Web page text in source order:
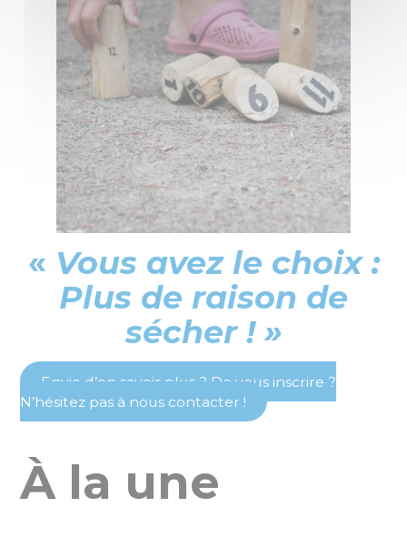
« Vous avez le choix :
Plus de raison de
sécher ! »
Envie d’en savoir plus ? De vous inscrire ?
N’hésitez pas à nous contacter !
À la une